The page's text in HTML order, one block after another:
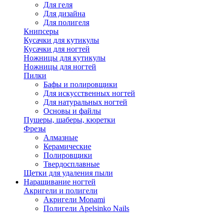
Для геля
Для дизайна
Для полигеля
Книпсеры
Кусачки для кутикулы
Кусачки для ногтей
Ножницы для кутикулы
Ножницы для ногтей
Пилки
Бафы и полировщики
Для искусственных ногтей
Для натуральных ногтей
Основы и файлы
Пушеры, шаберы, кюретки
Фрезы
Алмазные
Керамические
Полировщики
Твердосплавные
Щетки для удаления пыли
Наращивание ногтей
Акригели и полигели
Акригели Monami
Полигели Apelsinko Nails